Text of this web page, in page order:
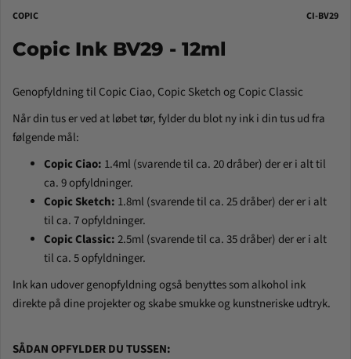
COPIC CI-BV29
Copic Ink BV29 - 12ml
Genopfyldning til Copic Ciao, Copic Sketch og Copic Classic
Når din tus er ved at løbet tør, fylder du blot ny ink i din tus ud fra
følgende mål:
Copic Ciao: 1.4ml (svarende til ca. 20 dråber) der er i alt til
ca. 9 opfyldninger.
Copic Sketch: 1.8ml (svarende til ca. 25 dråber) der er i alt
til ca. 7 opfyldninger.
Copic Classic:2.5ml (svarende til ca. 35 dråber) der er i alt
til ca. 5 opfyldninger.
Ink kan udover genopfyldning også benyttes som alkohol ink
direkte på dine projekter og skabe smukke og kunstneriske udtryk.
SÅDAN OPFYLDER DU TUSSEN: